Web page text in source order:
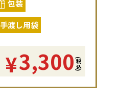
包装
手渡し用袋
¥3,300(税込)